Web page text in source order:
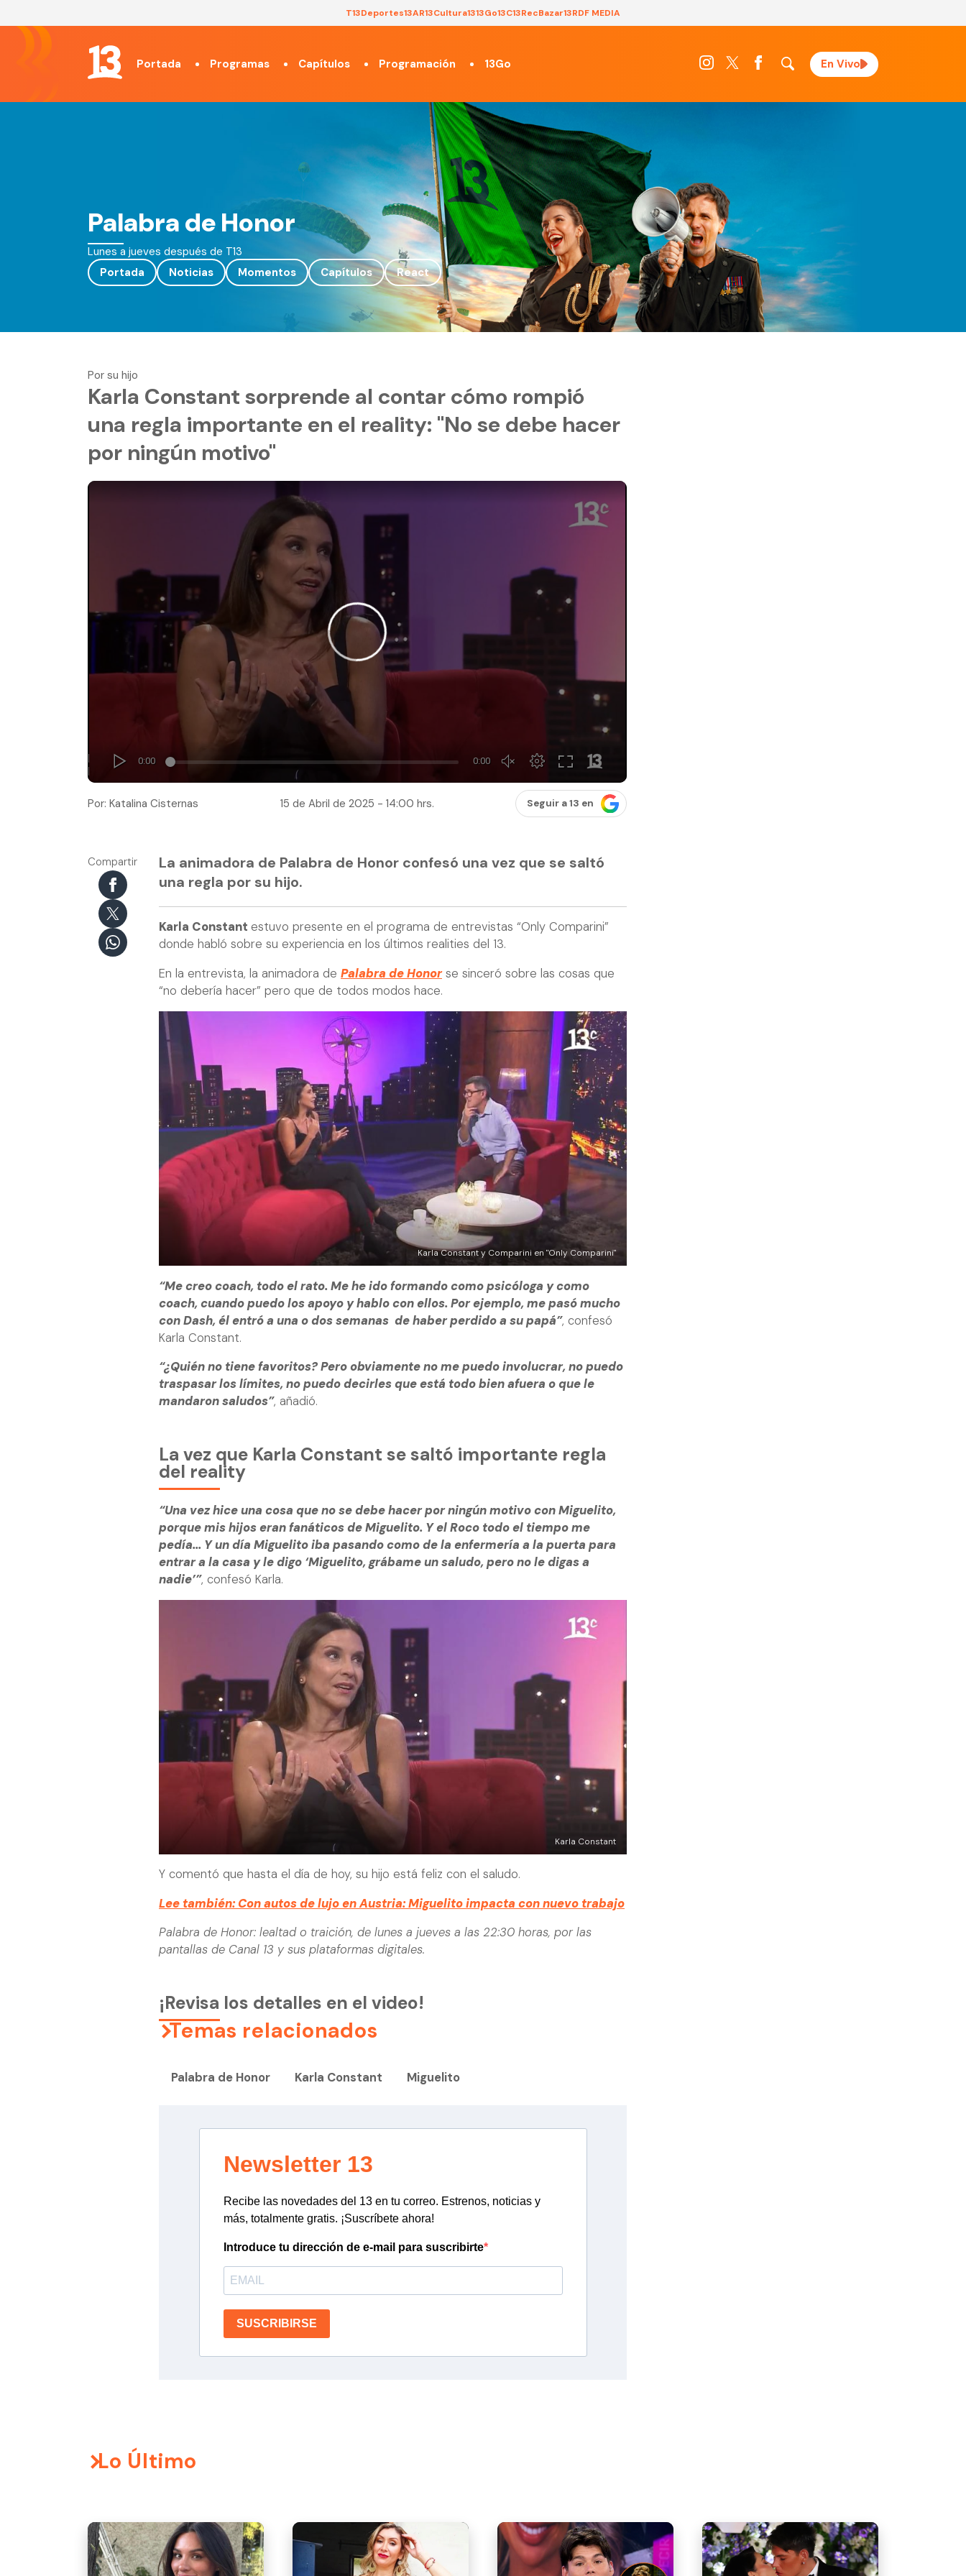
T13Deportes13AR13Cultura1313Go13C13RecBazar13RDF MEDIA
Portada Programas Capítulos Programación 13Go En Vivo
Palabra de Honor
Lunes a jueves después de T13
Portada
Noticias Momentos Capítulos React
Por su hijo
Karla Constant sorprende al contar cómo rompió
una regla importante en el reality: "No se debe hacer
por ningún motivo"
Por: Katalina Cisternas 15 de Abril de 2025 - 14:00 hrs. Seguir a 13 en
Compartir
La animadora de Palabra de Honor confesó una vez que se saltó
una regla por su hijo.
Karla Constant estuvo presente en el programa de entrevistas “Only Comparini”
donde habló sobre su experiencia en los últimos realities del 13.
En la entrevista, la animadora de Palabra de Honorse sinceró sobre las cosas que
“no debería hacer” pero que de todos modos hace.
Karla Constant y Comparini en "Only Comparini"
“Me creo coach, todo el rato. Me he ido formando como psicóloga y como
coach, cuando puedo los apoyo y hablo con ellos. Por ejemplo, me pasó mucho
con Dash, él entró a una o dos semanas de haber perdido a su papá”, confesó
Karla Constant.
“¿Quién no tiene favoritos? Pero obviamente no me puedo involucrar, no puedo
traspasar los límites, no puedo decirles que está todo bien afuera o que le
mandaron saludos”, añadió.
La vez que Karla Constant se saltó importante regla
del reality
“Una vez hice una cosa que no se debe hacer por ningún motivo con Miguelito,
porque mis hijos eran fanáticos de Miguelito. Y el Roco todo el tiempo me
pedía... Y un día Miguelito iba pasando como de la enfermería a la puerta para
entrar a la casa y le digo ‘Miguelito, grábame un saludo, pero no le digas a
nadie’”, confesó Karla.
Karla Constant
Y comentó que hasta el día de hoy, su hijo está feliz con el saludo.
Lee también: Con autos de lujo en Austria: Miguelito impacta con nuevo trabajo
Palabra de Honor: lealtad o traición, de lunes a jueves a las 22:30 horas, por las
pantallas de Canal 13 y sus plataformas digitales.
¡Revisa los detalles en el video!
Temas relacionados
Palabra de Honor Karla Constant Miguelito
Newsletter 13
Recibe las novedades del 13 en tu correo. Estrenos, noticias y
más, totalmente gratis. ¡Suscríbete ahora!
Introduce tu dirección de e-mail para suscribirte
SUSCRIBIRSE
Lo Último